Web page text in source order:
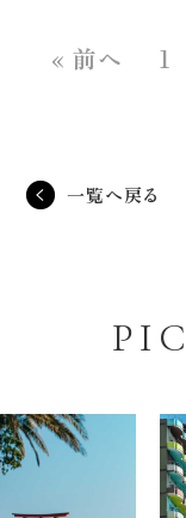
« 前へ 1
一覧へ戻る